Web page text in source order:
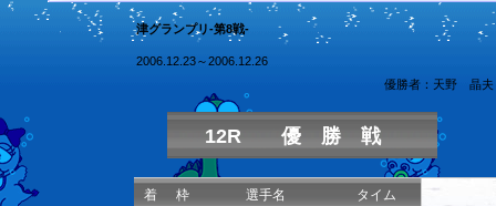
津グランプリ-第8戦-
2006.12.23～2006.12.26
優勝者：天野 晶夫
12R 優 勝 戦
着 枠 選手名 タイム